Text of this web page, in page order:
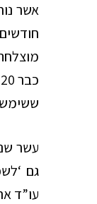
אשר
עשר
גם
עו”ד